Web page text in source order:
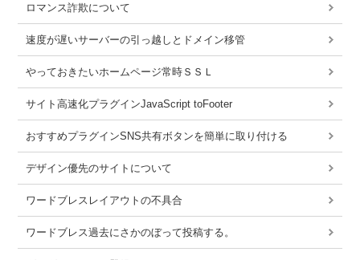
ロマンス詐欺について
速度が遅いサーバーの引っ越しとドメイン移管
やっておきたいホームページ常時ＳＳＬ
サイト高速化プラグインJavaScript toFooter
おすすめプラグインSNS共有ボタンを簡単に取り付ける
デザイン優先のサイトについて
ワードブレスレイアウトの不具合
ワードブレス過去にさかのぼって投稿する。